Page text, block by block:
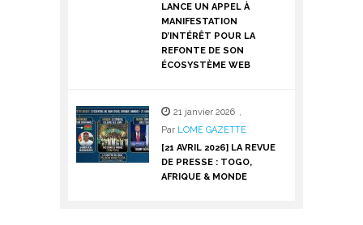
LANCE UN APPEL À
MANIFESTATION
D’INTÉRÊT POUR LA
REFONTE DE SON
ÉCOSYSTÈME WEB
21 janvier 2026 ,
Par LOME GAZETTE
[21 AVRIL 2026] LA REVUE
DE PRESSE : TOGO,
AFRIQUE & MONDE